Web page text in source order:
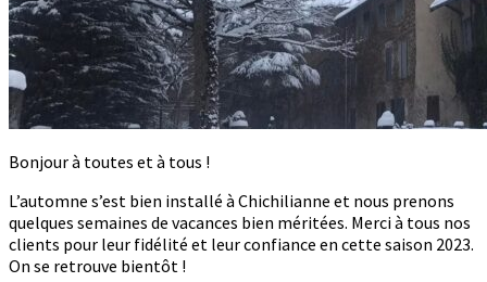
Bonjour à toutes et à tous !
L’automne s’est bien installé à Chichilianne et nous prenons
quelques semaines de vacances bien méritées. Merci à tous nos
clients pour leur fidélité et leur confiance en cette saison 2023.
On se retrouve bientôt !